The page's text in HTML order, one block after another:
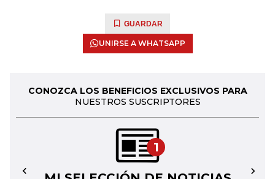
GUARDAR
UNIRSE A WHATSAPP
CONOZCA LOS BENEFICIOS EXCLUSIVOS PARA
NUESTROS SUSCRIPTORES
1
← →